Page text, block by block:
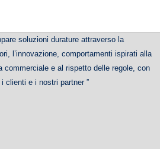
soluzioni durature attraverso la
l’innovazione, comportamenti ispirati alla
commerciale e al rispetto delle regole, con
clienti e i nostri partner ”